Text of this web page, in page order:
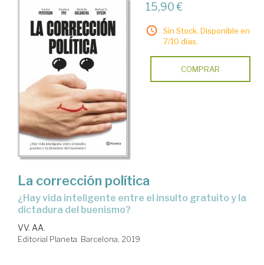
15,90 €
Sin Stock. Disponible en
7/10 días.
COMPRAR
La corrección política
¿hay vida inteligente entre el insulto gratuito y la
dictadura del buenismo?
VV. AA.
Editorial Planeta. Barcelona, 2019